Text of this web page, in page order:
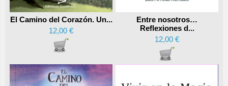
El Camino del Corazón. Un...
12,00 €
Entre nosotros…
Reflexiones d...
12,00 €